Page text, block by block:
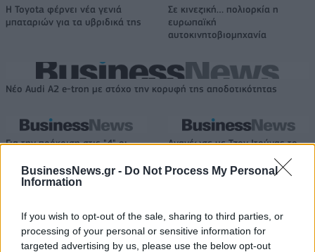
BusinessNews.gr - Do Not Process My Personal
Information
If you wish to opt-out of the sale, sharing to third parties, or
processing of your personal or sensitive information for
targeted advertising by us, please use the below opt-out
Η Toyota φέρνει νέα γενιά
μπαταριών για τα υβριδικά της
Σε κινεζική… πολιορκία η
ευρωπαϊκή
αυτοκινητοβιομηχανία
Νέο Audi A2 e-tron με στόχο την κορυφή της αποδοτικότητας
Για την πρόκριση στις "4" οι
Λιθουανία (live stream)
Ανανέωσε με Τζον Ιτούνας το
Ειδικό Χωροταξικό Πλαίσιο για τον Τουρισμό: Στρατηγικό εργαλείο
για βιώσιμη τουριστική ανάπτυξη